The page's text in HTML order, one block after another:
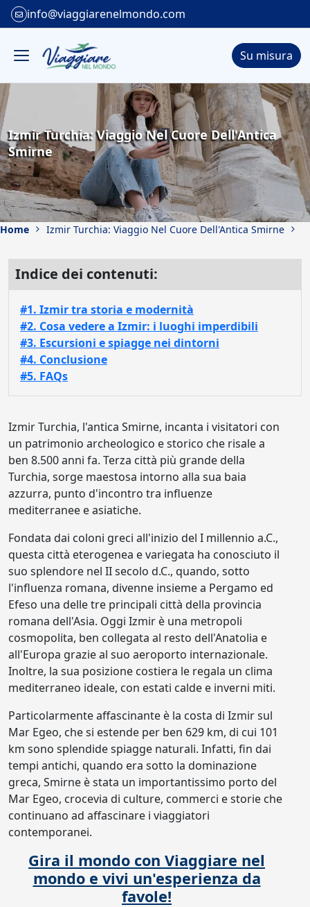
info@viaggiarenelmondo.com
Su misura
Izmir Turchia: Viaggio Nel Cuore Dell'Antica
Smirne
Home Izmir Turchia: Viaggio Nel Cuore Dell'Antica Smirne
Indice dei contenuti:
#1. Izmir tra storia e modernità
#2. Cosa vedere a Izmir: i luoghi imperdibili
#3. Escursioni e spiagge nei dintorni
#4. Conclusione
#5. FAQs
Izmir Turchia, l'antica Smirne, incanta i visitatori con
un patrimonio archeologico e storico che risale a
ben 8.500 anni fa. Terza città più grande della
Turchia, sorge maestosa intorno alla sua baia
azzurra, punto d'incontro tra influenze
mediterranee e asiatiche.
Fondata dai coloni greci all'inizio del I millennio a.C.,
questa città eterogenea e variegata ha conosciuto il
suo splendore nel II secolo d.C., quando, sotto
l'influenza romana, divenne insieme a Pergamo ed
Efeso una delle tre principali città della provincia
romana dell'Asia. Oggi Izmir è una metropoli
cosmopolita, ben collegata al resto dell'Anatolia e
all'Europa grazie al suo aeroporto internazionale.
Inoltre, la sua posizione costiera le regala un clima
mediterraneo ideale, con estati calde e inverni miti.
Particolarmente affascinante è la costa di Izmir sul
Mar Egeo, che si estende per ben 629 km, di cui 101
km sono splendide spiagge naturali. Infatti, fin dai
tempi antichi, quando era sotto la dominazione
greca, Smirne è stata un importantissimo porto del
Mar Egeo, crocevia di culture, commerci e storie che
continuano ad affascinare i viaggiatori
contemporanei.
Gira il mondo con Viaggiare nel
mondo e vivi un'esperienza da
favole!